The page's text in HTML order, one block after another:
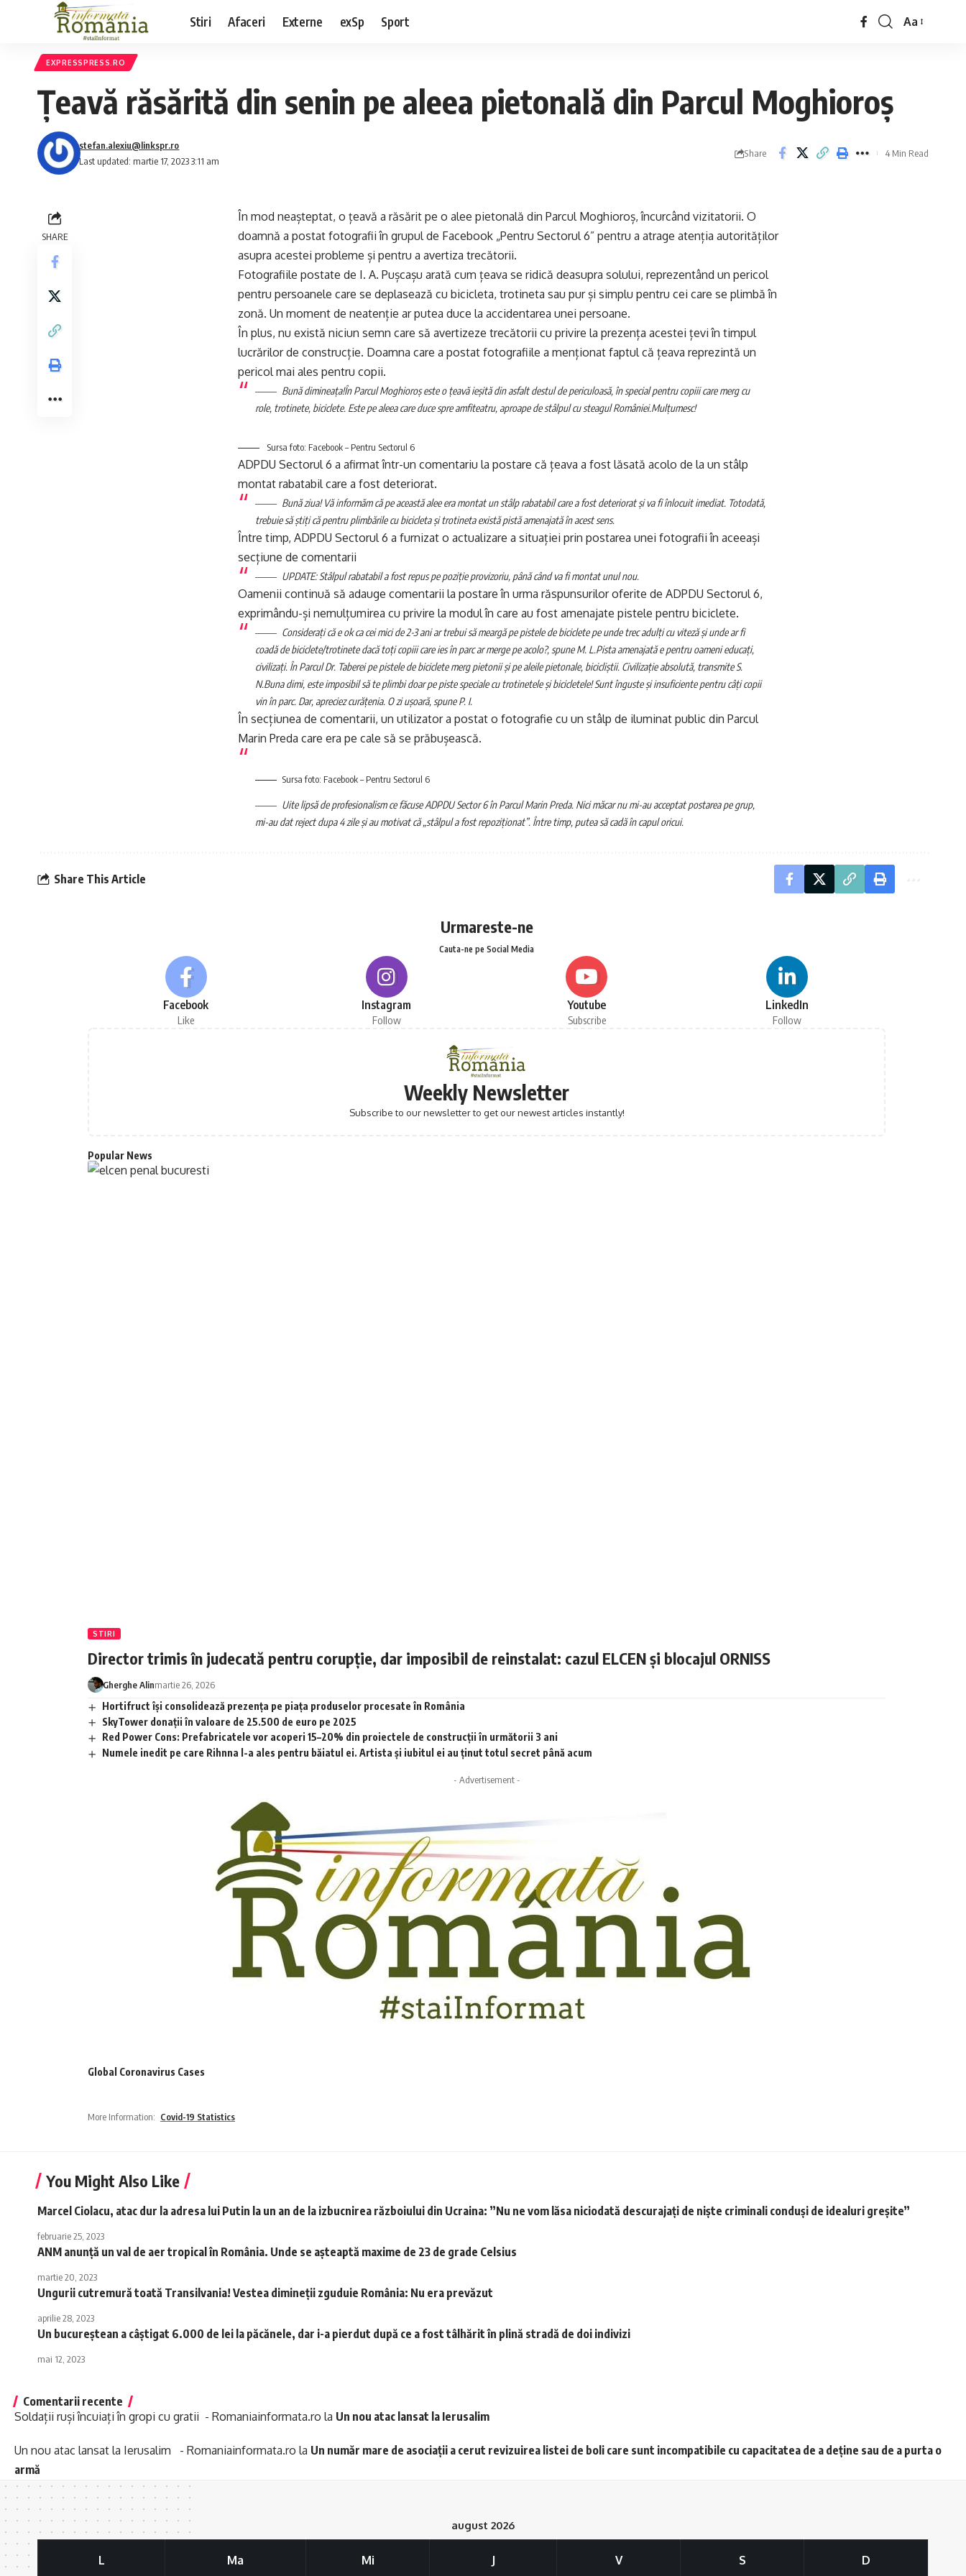
Stiri Afaceri Externe exSp Sport Aa
EXPRESSPRESS.RO
Țeavă răsărită din senin pe aleea pietonală din Parcul Moghioroș
Last updated: martie 17, 2023 3:11 am
stefan.alexiu@linkspr.ro
Share 4 Min Read
SHARE
În mod neașteptat, o țeavă a răsărit pe o alee pietonală din Parcul Moghioroș, încurcând vizitatorii. O
doamnă a postat fotografii în grupul de Facebook „Pentru Sectorul 6” pentru a atrage atenția autorităților
asupra acestei probleme și pentru a avertiza trecătorii.
Fotografiile postate de I. A. Pușcașu arată cum țeava se ridică deasupra solului, reprezentând un pericol
pentru persoanele care se deplasează cu bicicleta, trotineta sau pur și simplu pentru cei care se plimbă în
zonă. Un moment de neatenție ar putea duce la accidentarea unei persoane.
În plus, nu există niciun semn care să avertizeze trecătorii cu privire la prezența acestei țevi în timpul
lucrărilor de construcție. Doamna care a postat fotografiile a menționat faptul că țeava reprezintă un
pericol mai ales pentru copii.
Bună dimineața!În Parcul Moghioroș este o țeavă ieșită din asfalt destul de periculoasă, în special pentru copiii care merg cu
role, trotinete, biciclete. Este pe aleea care duce spre amfiteatru, aproape de stâlpul cu steagul României.Mulțumesc!
Sursa foto: Facebook – Pentru Sectorul 6
ADPDU Sectorul 6 a afirmat într-un comentariu la postare că țeava a fost lăsată acolo de la un stâlp
montat rabatabil care a fost deteriorat.
Bună ziua! Vă informăm că pe această alee era montat un stâlp rabatabil care a fost deteriorat și va fi înlocuit imediat. Totodată,
trebuie să știți că pentru plimbările cu bicicleta și trotineta există pistă amenajată în acest sens.
Între timp, ADPDU Sectorul 6 a furnizat o actualizare a situației prin postarea unei fotografii în aceeași
secțiune de comentarii
UPDATE: Stâlpul rabatabil a fost repus pe poziție provizoriu, până când va fi montat unul nou.
Oamenii continuă să adauge comentarii la postare în urma răspunsurilor oferite de ADPDU Sectorul 6,
exprimându-și nemulțumirea cu privire la modul în care au fost amenajate pistele pentru biciclete.
Considerați că e ok ca cei mici de 2-3 ani ar trebui să meargă pe pistele de biciclete pe unde trec adulți cu viteză și unde ar fi
coadă de biciclete/trotinete dacă toți copiii care ies în parc ar merge pe acolo?, spune M. L.Pista amenajată e pentru oameni educați,
civilizați. În Parcul Dr. Taberei pe pistele de biciclete merg pietonii și pe aleile pietonale, bicicliștii. Civilizație absolută, transmite S.
N.Buna dimi, este imposibil să te plimbi doar pe piste speciale cu trotinetele și bicicletele! Sunt înguste și insuficiente pentru câți copii
vin în parc. Dar, apreciez curățenia. O zi ușoară, spune P. I.
În secțiunea de comentarii, un utilizator a postat o fotografie cu un stâlp de iluminat public din Parcul
Marin Preda care era pe cale să se prăbușească.
Sursa foto: Facebook – Pentru Sectorul 6
Uite lipsă de profesionalism ce făcuse ADPDU Sector 6 în Parcul Marin Preda. Nici măcar nu mi-au acceptat postarea pe grup,
mi-au dat reject dupa 4 zile și au motivat că „stâlpul a fost repoziționat”. Între timp, putea să cadă în capul oricui.
Share This Article
Urmareste-ne
Cauta-ne pe Social Media
Facebook
Like
Instagram
Follow
Youtube
Subscribe
LinkedIn
Follow
Weekly Newsletter
Subscribe to our newsletter to get our newest articles instantly!
Popular News
STIRI
Director trimis în judecată pentru corupție, dar imposibil de reinstalat: cazul ELCEN și blocajul ORNISS
Gherghe Alinmartie 26, 2026
Hortifruct își consolidează prezența pe piața produselor procesate în România
SkyTower donații în valoare de 25.500 de euro pe 2025
Red Power Cons: Prefabricatele vor acoperi 15–20% din proiectele de construcții în următorii 3 ani
Numele inedit pe care Rihnna l-a ales pentru băiatul ei. Artista și iubitul ei au ținut totul secret până acum
- Advertisement -
Global Coronavirus Cases
More Information: Covid-19 Statistics
You Might Also Like
Marcel Ciolacu, atac dur la adresa lui Putin la un an de la izbucnirea războiului din Ucraina: ”Nu ne vom lăsa niciodată descurajaţi de nişte criminali conduşi de idealuri greşite”
februarie 25, 2023
ANM anunță un val de aer tropical în România. Unde se așteaptă maxime de 23 de grade Celsius
martie 20, 2023
Ungurii cutremură toată Transilvania! Vestea dimineții zguduie România: Nu era prevăzut
aprilie 28, 2023
Un bucureștean a câștigat 6.000 de lei la păcănele, dar i-a pierdut după ce a fost tâlhărit în plină stradă de doi indivizi
mai 12, 2023
Comentarii recente
Soldații ruși încuiați în gropi cu gratii - Romaniainformata.ro la Un nou atac lansat la Ierusalim
Un nou atac lansat la Ierusalim - Romaniainformata.ro la Un număr mare de asociații a cerut revizuirea listei de boli care sunt incompatibile cu capacitatea de a deține sau de a purta o
armă
august 2026
L Ma Mi J V S D